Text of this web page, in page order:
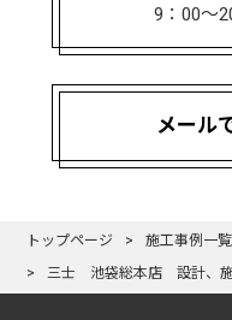
9：00〜
メール
トップページ
施工事例一覧
三士 池袋総本店 設計、